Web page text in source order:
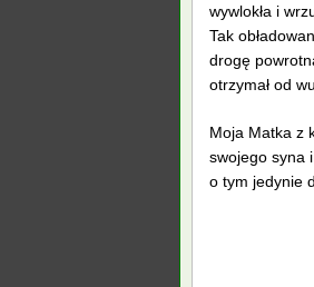
wywlokła i
Tak
drogę
otrzymał od
Moja Matka z
swojego syna
o tym jedynie